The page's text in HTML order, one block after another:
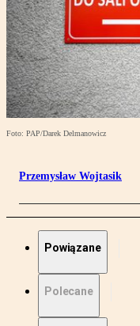
Foto: PAP/Darek Delmanowicz
Przemysław Wojtasik
Powiązane
Polecane